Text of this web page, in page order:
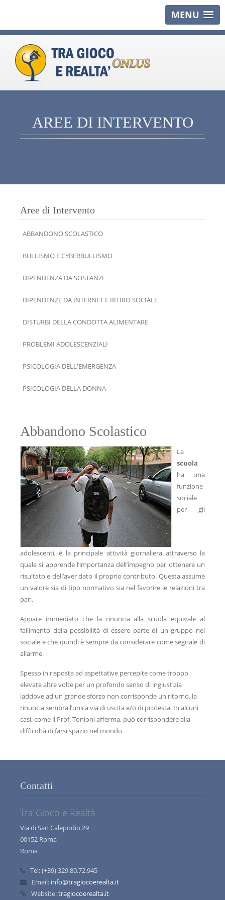
MENU
AREE DI INTERVENTO
Aree di Intervento
ABBANDONO SCOLASTICO
BULLISMO E CYBERBULLISMO
DIPENDENZA DA SOSTANZE
DIPENDENZE DA INTERNET E RITIRO SOCIALE
DISTURBI DELLA CONDOTTA ALIMENTARE
PROBLEMI ADOLESCENZIALI
PSICOLOGIA DELL'EMERGENZA
PSICOLOGIA DELLA DONNA
Abbandono Scolastico
La
scuola
ha una
funzione
sociale
per gli
adolescenti, è la principale attività giornaliera attraverso la
quale si apprende l’importanza dell’impegno per ottenere un
risultato e dell’aver dato il proprio contributo. Questa assume
un valore sia di tipo normativo sia nel favorire le relazioni tra
pari.
Appare immediato che la rinuncia alla scuola equivale al
fallimento della possibilità di essere parte di un gruppo nel
sociale e che quindi è sempre da considerare come segnale di
allarme.
Spesso in risposta ad aspettative percepite come troppo
elevate altre volte per un profondo senso di ingiustizia
laddove ad un grande sforzo non corrisponde un ritorno, la
rinuncia sembra l’unica via di uscita e/o di protesta. In alcuni
casi, come il Prof. Tonioni afferma, può corrispondere alla
difficoltà di farsi spazio nel mondo.
Contatti
Tra Gioco e Realtà
Via di San Calepodio 29
00152 Roma
Roma
Tel:(+39) 329.80.72.945
Email: info@tragiocoerealta.it
Website:tragiocoerealta.it